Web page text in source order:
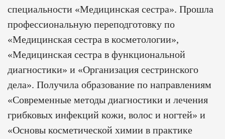
специальности «Медицинская сестра». Прошла
профессиональную переподготовку по
«Медицинская сестра в косметологии»,
«Медицинская сестра в функциональной
диагностики» и «Организация сестринского
дела». Получила образование по направлениям
«Современные методы диагностики и лечения
грибковых инфекций кожи, волос и ногтей» и
«Основы косметической химии в практике